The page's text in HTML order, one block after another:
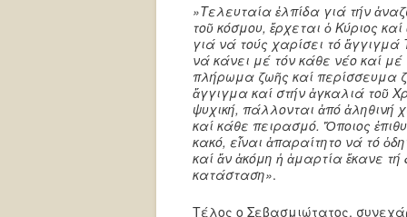
»Τελευταία ἐλπίδα γιά τήν
τοῦ κόσμου, ἔρχεται ὁ Κύριος
γιά νά τούς χαρίσει τό ἄγγιγμά
νά κάνει μέ τόν κάθε νέο καί μέ
πλήρωμα ζωῆς καί περίσσευμα
ἄγγιγμα καί στήν ἀγκαλιά τοῦ
ψυχική, πάλλονται ἀπό ἀληθινή
καί κάθε πειρασμό. Ὅποιος
κακό, εἶναι ἀπαραίτητο νά τό
καί ἄν ἀκόμη ἡ ἁμαρτία ἔκανε
κατάσταση».
Τέλος ο Σεβασμιώτατος,